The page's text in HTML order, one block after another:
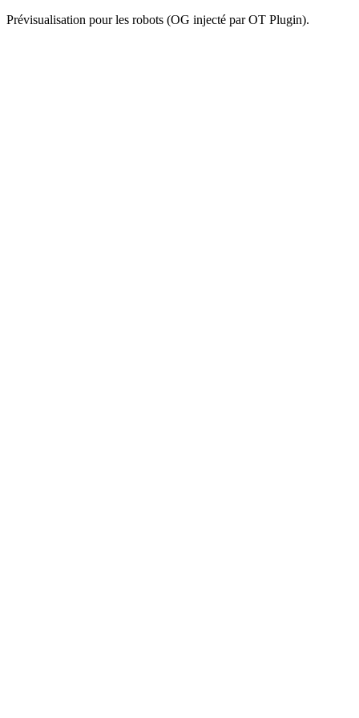
Prévisualisation pour les robots (OG injecté par OT Plugin).